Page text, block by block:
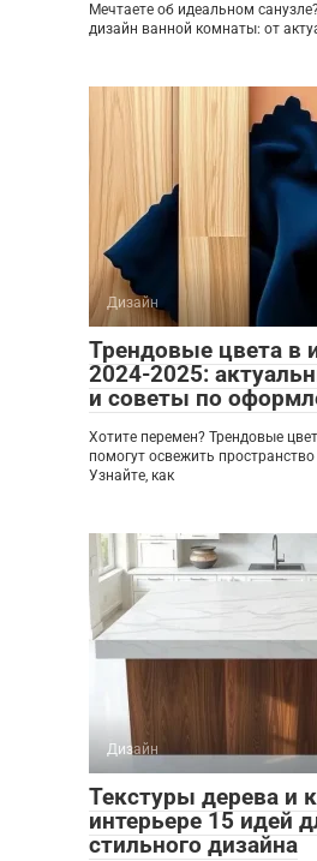
Мечтаете об идеальном
дизайн ванной комнаты: от
Дизайн
Трендовые цвета в
2024-2025:
и советы по
Хотите перемен? Трендовые
помогут освежить
Узнайте, как
Дизайн
Текстуры дерева и
интерьере 15 идей
стильного дизайна